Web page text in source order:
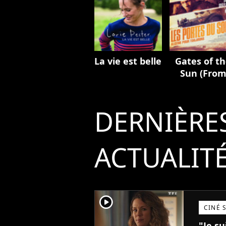
La vie est belle
Gates of
Sun (From
player2 CINÉ